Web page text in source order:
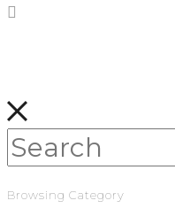
Browsing Category